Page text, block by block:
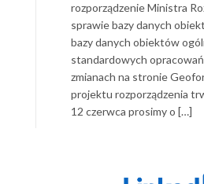
rozporządzenie Ministra
sprawie bazy danych
bazy danych obiektów
standardowych
zmianach na stronie
projektu rozporządzenia
12 czerwca prosimy o […]